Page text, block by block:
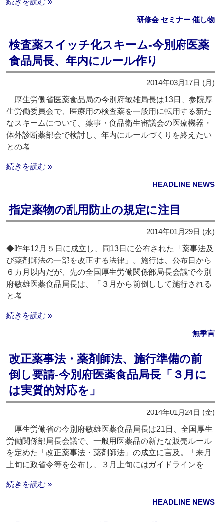
続きを読む »
研修会 セミナー 催し物
検査薬スイッチ化スキーム‐今別府医薬
食品局長、年内にルール作り
2014年03月17日 (月)
厚生労働省医薬食品局の今別府敏雄局長は13日、参院厚
生労働委員会で、医療用の検査薬を一般用に転用する新た
なスキームについて、薬事・食品衛生審議会の医療機器・
体外診断薬部会で検討し、年内にルールづくりを終えたい
との考
続きを読む »
HEADLINE NEWS
指定薬物の乱用防止の規定に注目
2014年01月29日 (水)
◆昨年12月５日に成立し、同13日に公布された「薬事法及
び薬剤師法の一部を改正する法律」。施行は、公布日から
６カ月以内だが、先の全国厚生労働関係部局長会議で今別
府敏雄医薬食品局長は、「３月から前倒しして施行される
と考
続きを読む »
無季言
改正薬事法・薬剤師法、施行準備の前
倒し要請‐今別府医薬食品局長「３月に
は実質的対応を」
2014年01月24日 (金)
厚生労働省の今別府敏雄医薬食品局長は21日、全国厚生
労働関係部局長会議で、一般用医薬品の新たな販売ルール
を定めた「改正薬事法・薬剤師法」の成立に言及。「来月
上旬に政省令等を公布し、３月上旬にはガイドラインを
続きを読む »
HEADLINE NEWS